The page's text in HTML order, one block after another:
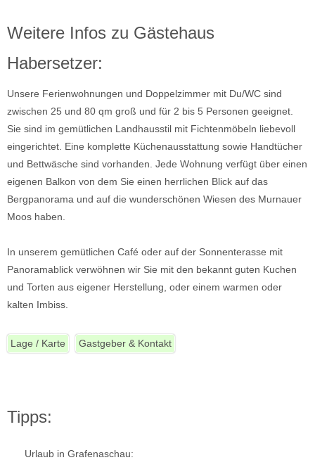
Weitere Infos zu Gästehaus
Habersetzer:
Unsere Ferienwohnungen und Doppelzimmer mit Du/WC sind
zwischen 25 und 80 qm groß und für 2 bis 5 Personen geeignet.
Sie sind im gemütlichen Landhausstil mit Fichtenmöbeln liebevoll
eingerichtet. Eine komplette Küchenausstattung sowie Handtücher
und Bettwäsche sind vorhanden. Jede Wohnung verfügt über einen
eigenen Balkon von dem Sie einen herrlichen Blick auf das
Bergpanorama und auf die wunderschönen Wiesen des Murnauer
Moos haben.
In unserem gemütlichen Café oder auf der Sonnenterasse mit
Panoramablick verwöhnen wir Sie mit den bekannt guten Kuchen
und Torten aus eigener Herstellung, oder einem warmen oder
kalten Imbiss.
Lage / Karte Gastgeber & Kontakt
Tipps:
Urlaub in Grafenaschau: